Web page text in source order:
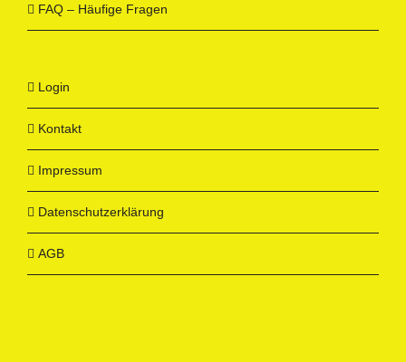
FAQ – Häufige Fragen
Login
Kontakt
Impressum
Datenschutzerklärung
AGB